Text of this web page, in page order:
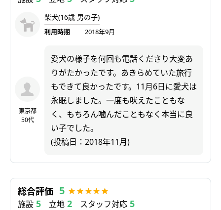
柴犬(16歳 男の子)
利用時期 2018年9月
東京都
50代
愛犬の様子を何回も電話くださり大変あ
りがたかったです。あきらめていた旅行
もできて良かったです。11月6日に愛犬は
永眠しました。一度も吠えたこともな
く、もちろん噛んだこともなく本当に良
い子でした。
(投稿日：2018年11月)
総合評価 5
施設 5 立地 2 スタッフ対応 5